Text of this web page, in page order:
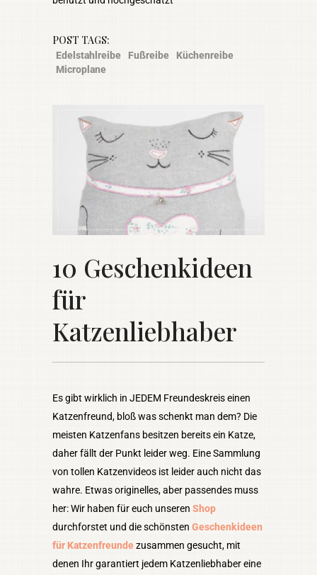
POST TAGS:
Edelstahlreibe Fußreibe
Küchenreibe
Microplane
10 Geschenkideen
für
Katzenliebhaber
Es gibt wirklich in JEDEM Freundeskreis einen
Katzenfreund, bloß was schenkt man dem? Die
meisten Katzenfans besitzen bereits ein Katze,
daher fällt der Punkt leider weg. Eine Sammlung
von tollen Katzenvideos ist leider auch nicht das
wahre. Etwas originelles, aber passendes muss
her: Wir haben für euch unseren Shop
durchforstet und die schönsten Geschenkideen
für Katzenfreundezusammen gesucht, mit
denen Ihr garantiert jedem Katzenliebhaber eine